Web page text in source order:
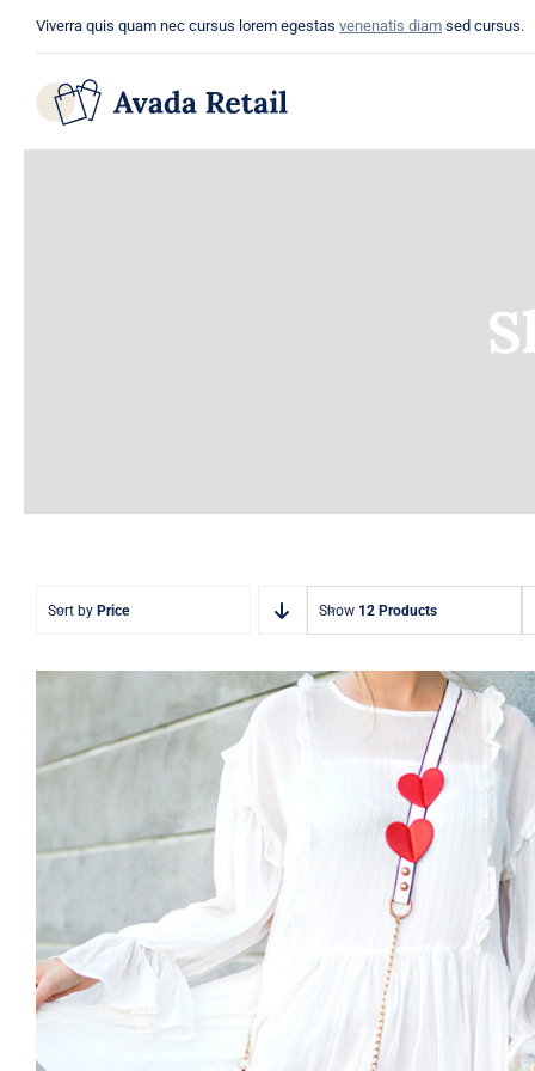
content
Viverra quis quam nec cursus lorem egestas venenatis diam sed cursus.
Sort by Price Show 12 Products
White Dress